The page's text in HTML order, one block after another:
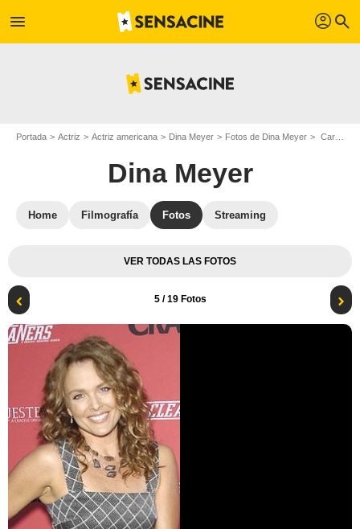
menu profil search
Portada Actriz Actriz americana Dina Meyer Fotos de Dina Meyer Cartel Dina Meyer
Dina Meyer
Home Filmografía Fotos Streaming
VER TODAS LAS FOTOS
5/ 19 Fotos